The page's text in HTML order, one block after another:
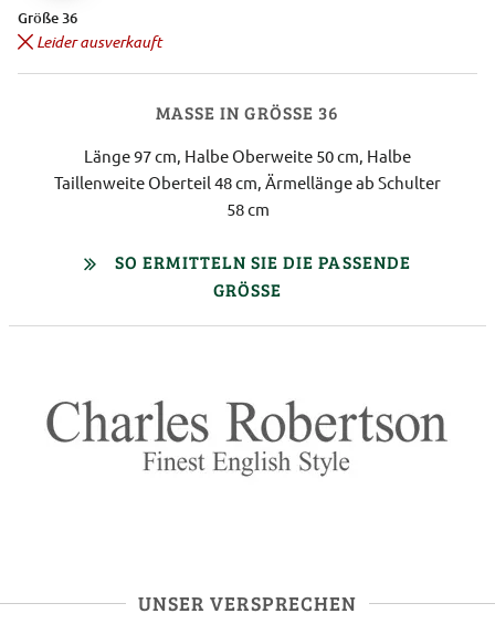
Größe 36
Leider ausverkauft
MASSE IN GRÖSSE 36
Länge 97 cm, Halbe Oberweite 50 cm, Halbe
Taillenweite Oberteil 48 cm, Ärmellänge ab Schulter
58 cm
SO ERMITTELN SIE DIE PASSENDE
GRÖSSE
UNSER VERSPRECHEN